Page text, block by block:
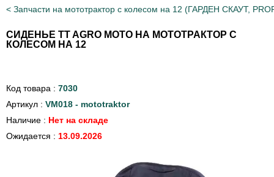
Запчасти на мототрактор с колесом на 12 (ГАРДЕН СКАУТ,
СИДЕНЬЕ TT AGRO MOTO НА МОТОТРАКТОР С
КОЛЕСОМ НА 12
Код товара : 7030
Артикул : VM018 - mototraktor
Наличие : Нет на складе
Ожидается : 13.09.2026